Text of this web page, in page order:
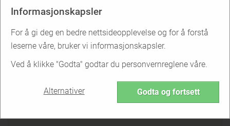
Informasjonskapsler
For å gi deg en bedre nettsideopplevelse og for å forstå
leserne våre, bruker vi informasjonskapsler.
Ved å klikke "Godta" godtar du personvernreglene våre.
Alternativer Godta og fortsett
👩‍🦰 Kvinne
⚧️ Trans